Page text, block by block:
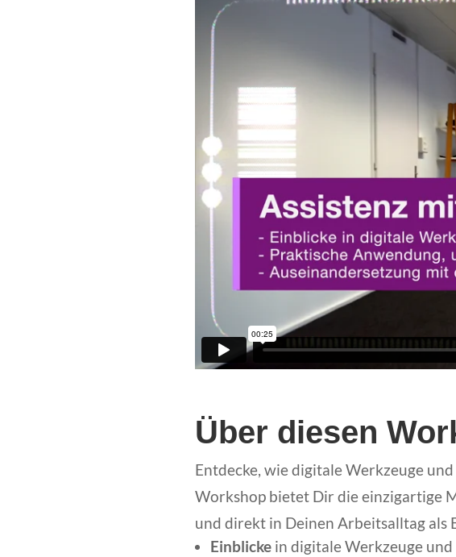
Über diesen
Entdecke, wie digitale Werkzeuge
Workshop bietet Dir die einzigartige
und direkt in Deinen Arbeitsalltag als
Einblickein digitale Werkzeuge und